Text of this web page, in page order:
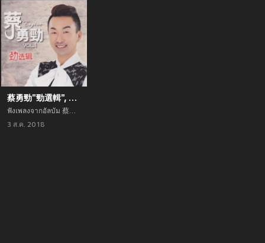
蔡勇勁"勁選輯", Vol. 1
ฟังเพลงจากอัลบัม 蔡勇勁"勁選輯", Vol. 1 เพลงใหม่จาก 蔡勇劲 อัพเดทเพลงใหม่ล่าสุดก่อนใคร ตลอดปี 2021
3 ส.ค. 2018